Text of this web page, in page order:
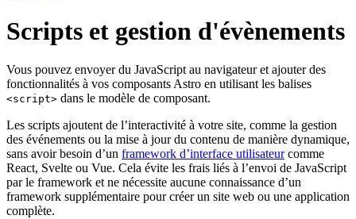
Scripts et gestion d'évènements
Vous pouvez envoyer du JavaScript au navigateur et ajouter des
fonctionnalités à vos composants Astro en utilisant les balises
<script> dans le modèle de composant.
Les scripts ajoutent de l’interactivité à votre site, comme la gestion
des événements ou la mise à jour du contenu de manière dynamique,
sans avoir besoin d’un framework d’interface utilisateurcomme
React, Svelte ou Vue. Cela évite les frais liés à l’envoi de JavaScript
par le framework et ne nécessite aucune connaissance d’un
framework supplémentaire pour créer un site web ou une application
complète.